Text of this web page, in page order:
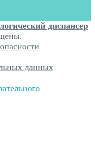
диспансер
данных